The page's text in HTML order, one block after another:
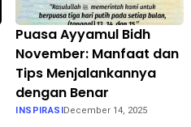
Puasa Ayyamul Bidh
November: Manfaat dan
Tips Menjalankannya
dengan Benar
INSPIRASI December 14, 2025